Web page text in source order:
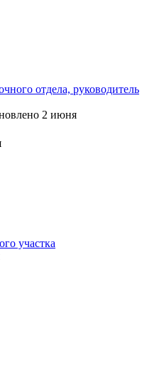
отдела, руководитель
2 июня
участка